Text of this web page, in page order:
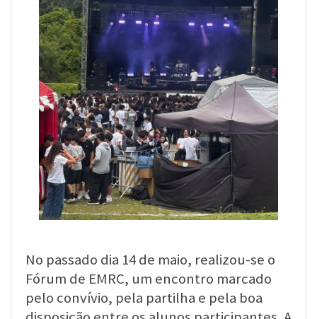
No passado dia 14 de maio, realizou-se o
Fórum de EMRC, um encontro marcado
pelo convívio, pela partilha e pela boa